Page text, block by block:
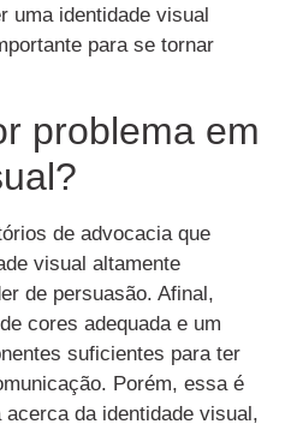
uma identidade visual
para se tornar
problema em
de advocacia que
visual altamente
de persuasão. Afinal,
cores adequada e um
suficientes para ter
Porém, essa é
da identidade visual,